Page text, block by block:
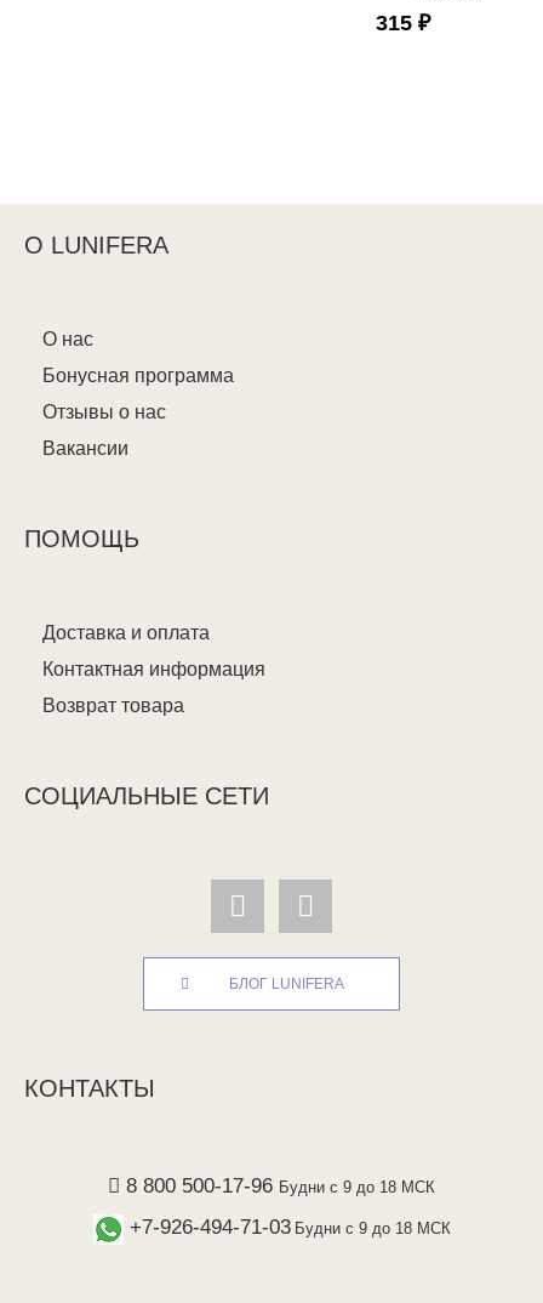
315 ₽
О LUNIFERA
О нас
Бонусная программа
Отзывы о нас
Вакансии
ПОМОЩЬ
Доставка и оплата
Контактная информация
Возврат товара
СОЦИАЛЬНЫЕ СЕТИ
БЛОГ LUNIFERA
КОНТАКТЫ
8 800 500-17-96 Будни с 9 до 18 МСК
+7-926-494-71-03 Будни с 9 до 18 МСК